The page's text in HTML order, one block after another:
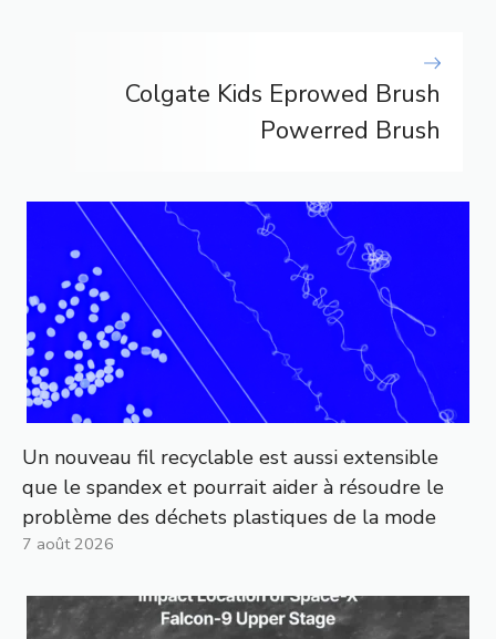
Colgate Kids Eprowed Brush
Powerred Brush
Un nouveau fil recyclable est aussi extensible
que le spandex et pourrait aider à résoudre le
problème des déchets plastiques de la mode
7 août 2026